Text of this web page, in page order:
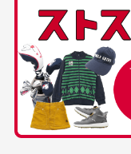
30代男性
中古ゴルフウ
品揃えがすごい
下さい。
お気に入り機
経年劣化について
当店では商品の
すが、経年によ
生じている場合
銀行振込（前